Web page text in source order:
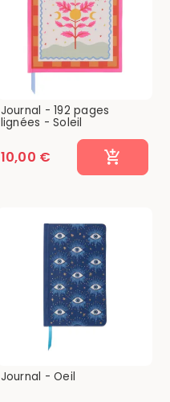
Journal - 192 pages
lignées - Soleil
10,00 €
Journal - Oeil